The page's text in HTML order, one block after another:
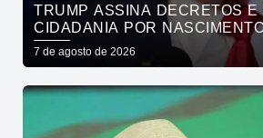
TRUMP ASSINA DECRETOS E
CIDADANIA POR
7 de agosto de 2026